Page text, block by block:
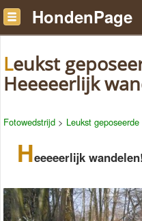
HondenPage
Leukst geposeerde hond.:
Heeeeerlijk
Fotowedstrijd > Leukst geposeerde
Heeeeerlijk wandelen!